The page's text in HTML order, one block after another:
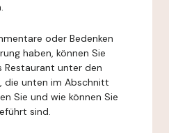
oder Bedenken
haben, können Sie
Restaurant unter den
die unten im Abschnitt
Sie und wie können Sie
sind.